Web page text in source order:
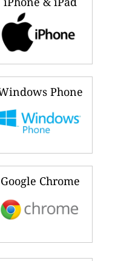
Windows Phone
Google Chrome